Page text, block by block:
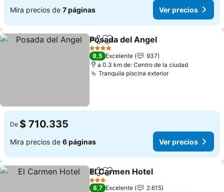
Mira precios de 7 páginas Ver precios
CompartirAgregar a favoritos
Posada del Angel
4 Estrellas
9,5 Excelente
937
a 0.3 km de: Centro de la ciudad
Tranquila piscina exterior
De $ 710.335
Mira precios de 6 páginas Ver precios
CompartirAgregar a favoritos
El Carmen Hotel
3 Estrellas
8,7 Excelente
2.615